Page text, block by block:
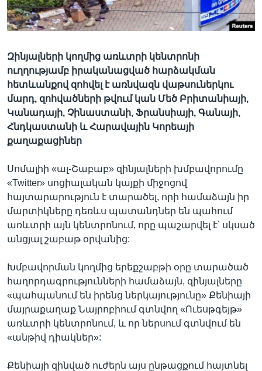
Զինյալների կողմից առևտրի կենտրոնի
ուղղությամբ իրականացված հարձակման
հետևանքով զոհվել է առնվազն վաթսուներկու
մարդ, զոհվածների թվում կան Մեծ Բրիտանիայի,
Կանադայի, Չինաստանի, Ֆրանսիայի, Գանայի,
Հնդկաստանի և Հարավային Կորեայի
քաղաքացիներ
Սոմալիի «ալ-Շաբաբ» զինյալների խմբավորումը
«Twitter» սոցիալական կայքի միջոցով
հայտարարություն է տարածել, որի համաձայն իր
մարտիկները դեռևս պատանդներ են պահում
առևտրի այն կենտրոնում, որը պաշարվել է՝ սկսած
անցյալ շաբաթ օրվանից:
Խմբավորման կողմից երեքշաբթի օրը տարածած
հաղորդագրությունների համաձայն, զինյալները
«պահպանում են իրենց ներկայությունը» Քենիայի
մայրաքաղաք Նայրոբիում գտնվող «Ուեսթգեյթ»
առևտրի կենտրոնում, և որ ներսում գտնվում են
«անթիվ դիակներ»:
Քենիայի զինված ուժերն այս ընթացքում հայտնել